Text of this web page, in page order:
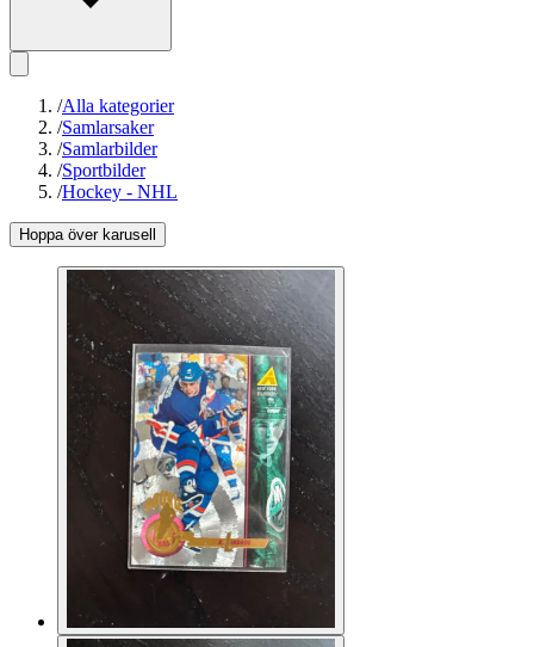
/Alla kategorier
/Samlarsaker
/Samlarbilder
/Sportbilder
/Hockey - NHL
Hoppa över karusell